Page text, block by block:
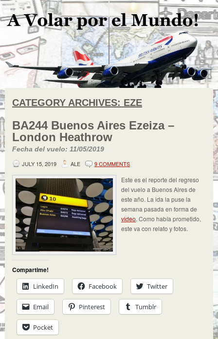
CATEGORY ARCHIVES: EZE
BA244 Buenos Aires Ezeiza –
London Heathrow
Fecha del vuelo: 11/05/2019
JULY 15, 2019
ALE 9 COMMENTS
Este es el reporte del regreso
del vuelo a Buenos Aires de
este año. La ida la puse la
semana pasada en forma de
video. Como había prometido,
este va con relato y fotos.
Compartime!
LinkedIn
Facebook Twitter
Email Pinterest Tumblr
Pocket